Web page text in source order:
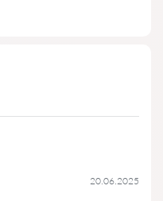
20.06.2025